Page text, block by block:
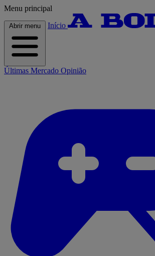
Menu principal
Abrir menu Início
Últimas Mercado Opinião